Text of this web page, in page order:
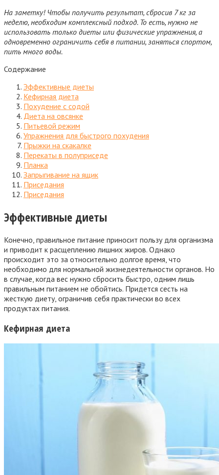
На заметку! Чтобы получить результат, сбросив 7 кг за
неделю, необходим комплексный подход. То есть, нужно не
использовать только диеты или физические упражнения, а
одновременно ограничить себя в питании, заняться спортом,
пить много воды.
Содержание
Эффективные диеты
Кефирная диета
Похудение с содой
Диета на овсянке
Питьевой режим
Упражнения для быстрого похудения
Прыжки на скакалке
Перекаты в полуприседе
Планка
Запрыгивание на ящик
Приседания
Приседания
Эффективные диеты
Конечно, правильное питание приносит пользу для организма
и приводит к расщеплению лишних жиров. Однако
происходит это за относительно долгое время, что
необходимо для нормальной жизнедеятельности органов. Но
в случае, когда вес нужно сбросить быстро, одним лишь
правильным питанием не обойтись. Придется сесть на
жесткую диету, ограничив себя практически во всех
продуктах питания.
Кефирная диета